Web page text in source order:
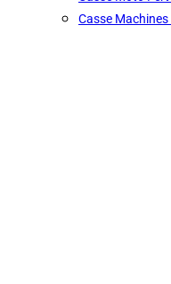
Casse